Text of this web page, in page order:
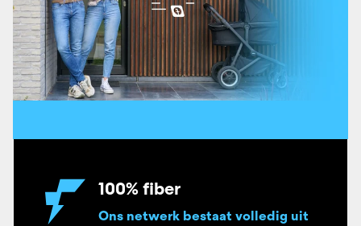
100% fiber
Ons netwerk bestaat volledig uit